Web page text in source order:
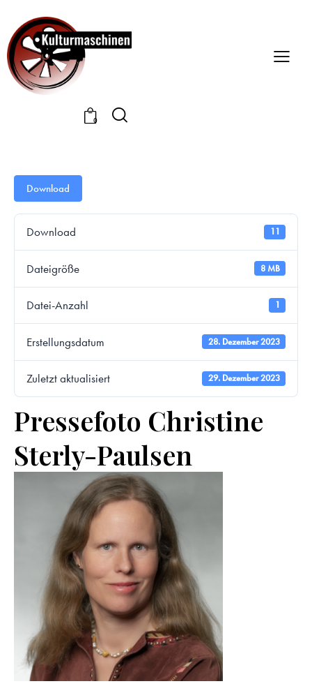
0
Download
Download 11
Dateigröße 8 MB
Datei-Anzahl 1
Erstellungsdatum 28. Dezember 2023
Zuletzt aktualisiert 29. Dezember 2023
Pressefoto Christine
Sterly-Paulsen